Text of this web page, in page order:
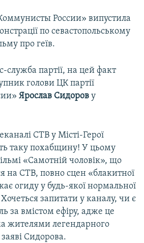
России» випустила
по севастопольському
про геїв.
служба партії, на цей факт
голови ЦК партії
Ярослав Сидоров у
СТВ у Місті-Герої
таку похабщину! У цьому
«Самотній чоловік», що
на СТВ, повно сцен «блакитної
огиду у будь-якої нормальної
запитати у каналу, чи є
за вмістом ефіру, адже це
жителями легендарного
Сидорова.